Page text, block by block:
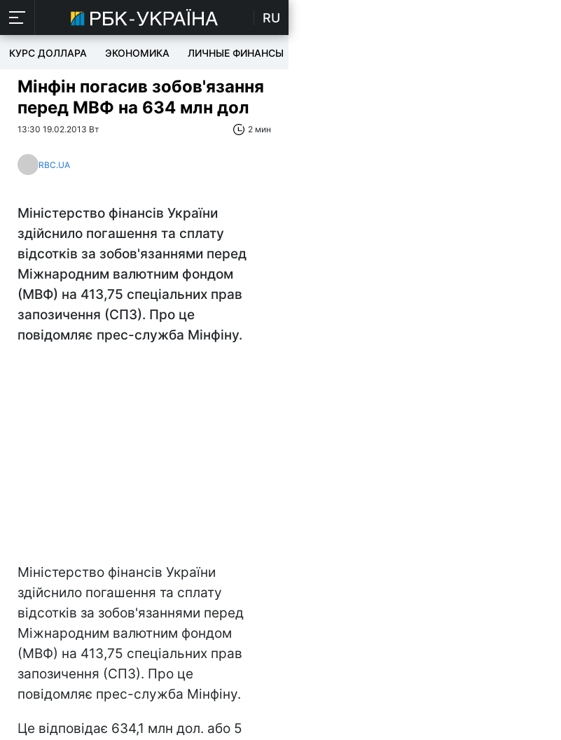
RU
КУРС ДОЛЛАРА ЭКОНОМИКА ЛИЧНЫЕ ФИНАНСЫ
Мінфін погасив зобов'язання
перед МВФ на 634 млн дол
13:30 19.02.2013 Вт 2 мин
RBC.UA
Міністерство фінансів України
здійснило погашення та сплату
відсотків за зобов'язаннями перед
Міжнародним валютним фондом
(МВФ) на 413,75 спеціальних прав
запозичення (СПЗ). Про це
повідомляє прес-служба Мінфіну.
Міністерство фінансів України
здійснило погашення та сплату
відсотків за зобов'язаннями перед
Міжнародним валютним фондом
(МВФ) на 413,75 спеціальних прав
запозичення (СПЗ). Про це
повідомляє прес-служба Мінфіну.
Це відповідає 634,1 млн дол. або 5